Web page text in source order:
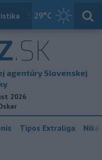
29°C
Slovensko
.SK
agentúry Slovenskej
2026
Tipos Extraliga